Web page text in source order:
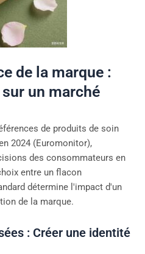
de la marque :
un marché
de produits de soin
2024 (Euromonitor),
des consommateurs en
entre un flacon
détermine l'impact d'un
de la marque.
: Créer une identité